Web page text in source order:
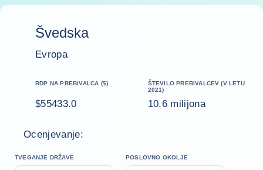
Švedska
Evropa
BDP NA PREBIVALCA ($)
$55433.0
ŠTEVILO PREBIVALCEV (V LETU
2021)
10,6 milijona
Ocenjevanje:
TVEGANJE DRŽAVE POSLOVNO OKOLJE